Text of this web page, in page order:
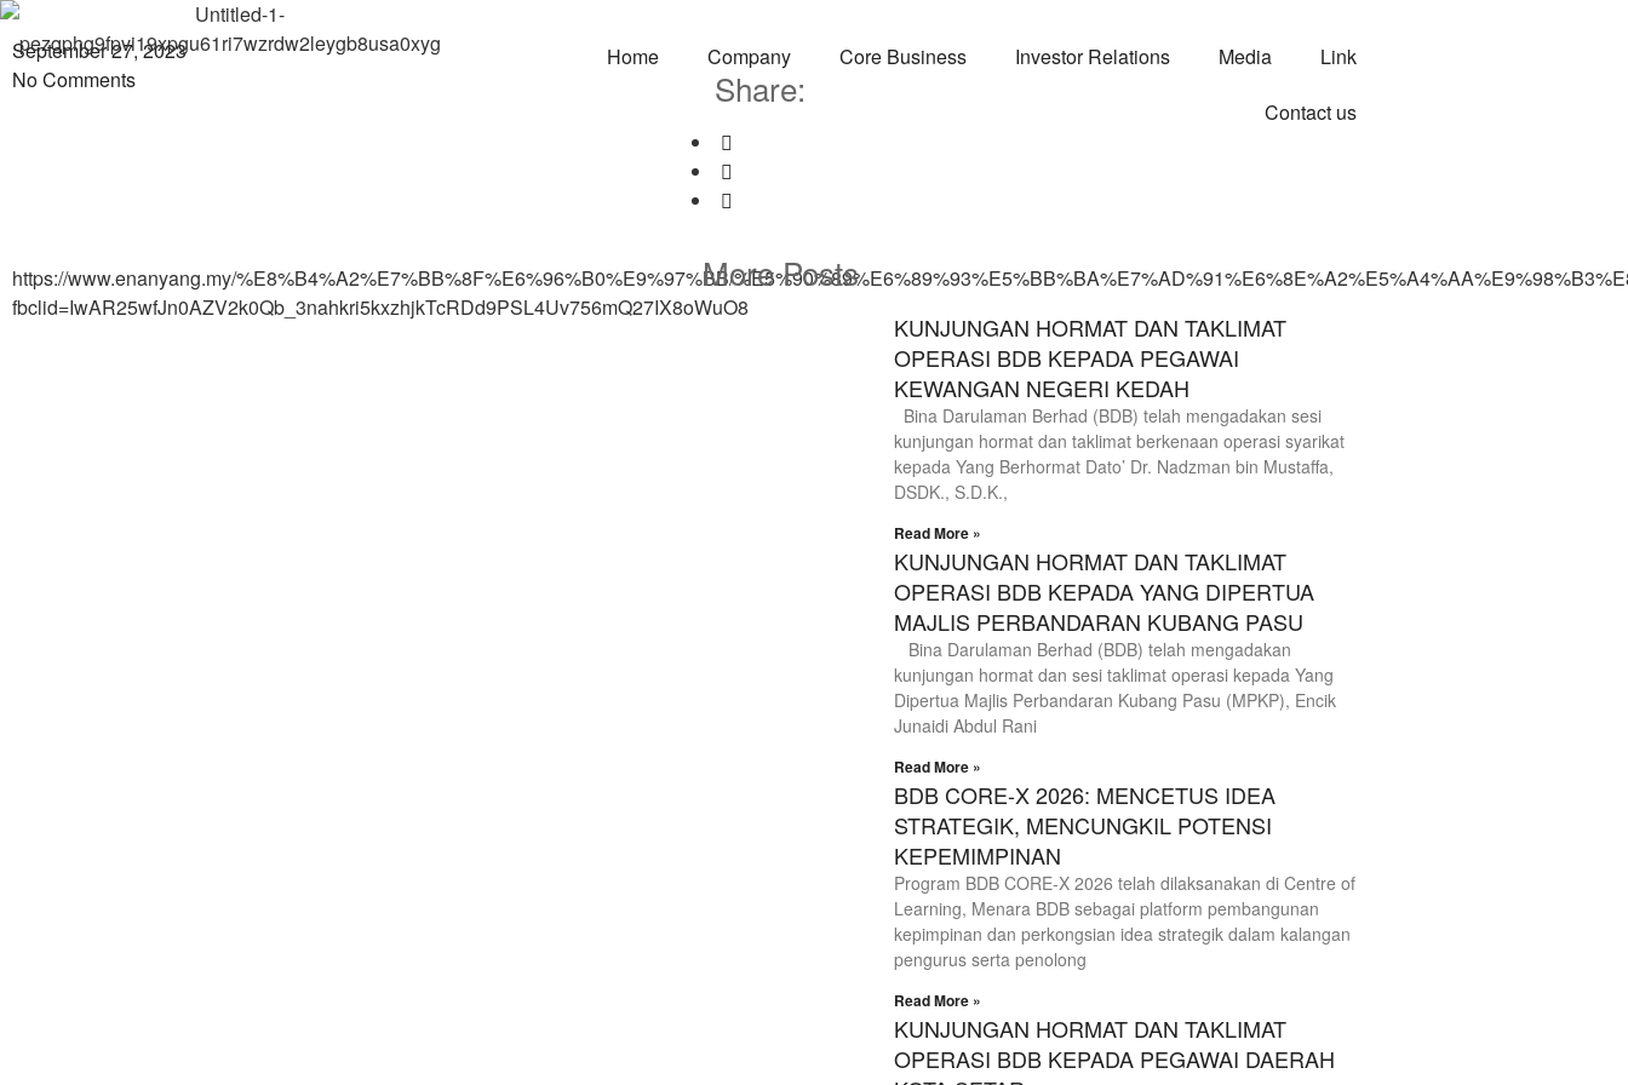
Home Company Core Business Investor Relations Media
Link
Contact us
September 27, 2023
No Comments
https://www.enanyang.my/%E8%B4%A2%E7%BB%8F%E6%96%B0%E9%97%BB/
fbclid=IwAR25wfJn0AZV2k0Qb_3nahkri5kxzhjkTcRDd9PSL4Uv756mQ27IX8oWuO8
Share:
More Posts
KUNJUNGAN HORMAT DAN TAKLIMAT
OPERASI BDB KEPADA PEGAWAI
KEWANGAN NEGERI KEDAH
Bina Darulaman Berhad (BDB) telah mengadakan sesi
kunjungan hormat dan taklimat berkenaan operasi syarikat
kepada Yang Berhormat Dato’ Dr. Nadzman bin Mustaffa,
DSDK., S.D.K.,
Read More »
KUNJUNGAN HORMAT DAN TAKLIMAT
OPERASI BDB KEPADA YANG DIPERTUA
MAJLIS PERBANDARAN KUBANG PASU
Bina Darulaman Berhad (BDB) telah mengadakan
kunjungan hormat dan sesi taklimat operasi kepada Yang
Dipertua Majlis Perbandaran Kubang Pasu (MPKP), Encik
Junaidi Abdul Rani
Read More »
BDB CORE-X 2026: MENCETUS IDEA
STRATEGIK, MENCUNGKIL POTENSI
KEPEMIMPINAN
Program BDB CORE-X 2026 telah dilaksanakan di Centre of
Learning, Menara BDB sebagai platform pembangunan
kepimpinan dan perkongsian idea strategik dalam kalangan
pengurus serta penolong
Read More »
KUNJUNGAN HORMAT DAN TAKLIMAT
OPERASI BDB KEPADA PEGAWAI DAERAH